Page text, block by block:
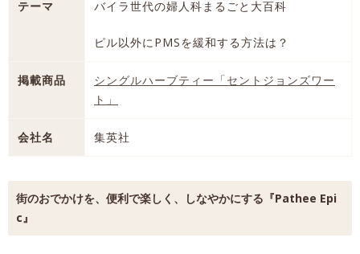
テーマ バイラ世代の婦人科まるごと大百科
ピル以外にPMSを緩和する方法は？
掲載商品
シングルハーブティー「セントジョンズワー
ト」
会社名 集英社
街のおでかけを、便利で楽しく、しなやかにする『Pathee Epi
c』